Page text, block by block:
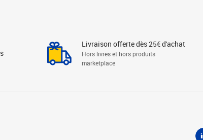
Livraison offerte dès 25€ d'achat
Hors livres et hors produits
marketplace